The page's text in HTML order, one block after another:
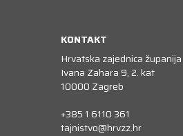
KONTAKT
Hrvatska zajednica županija
Ivana Zahara 9, 2. kat
10000 Zagreb
+385 1 6110 361
tajnistvo@hrvzz.hr